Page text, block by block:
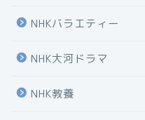
NHKバラエティー
NHK大河ドラマ
NHK教養